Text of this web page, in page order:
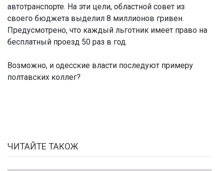
автотранспорте. На эти цели, областной совет из
своего бюджета выделил 8 миллионов гривен.
Предусмотрено, что каждый льготник имеет право на
бесплатный проезд 50 раз в год.
Возможно, и одесские власти последуют примеру
полтавских коллег?
ЧИТАЙТЕ ТАКОЖ